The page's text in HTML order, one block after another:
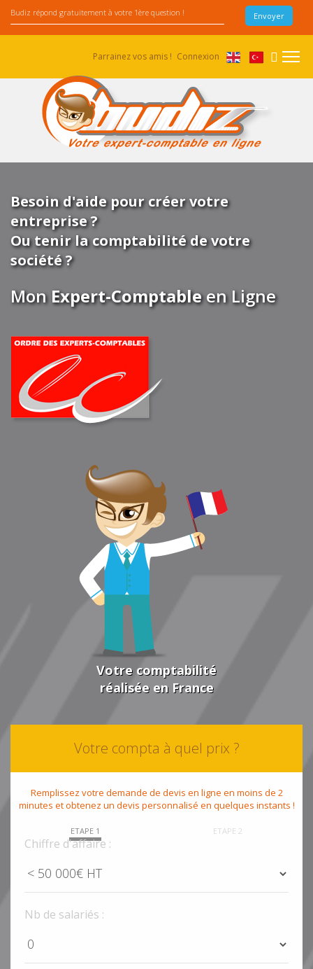
Parrainez vos amis ! Connexion
Besoin d'aide pour créer votre
entreprise ?
Ou tenir la comptabilité de votre
société ?
MonExpert-Comptableen Ligne
Votre comptabilité
réalisée en France
Votre compta à quel prix ?
Remplissez votre demande de devis en ligne en moins de 2
minutes et obtenez un devis personnalisé en quelques instants !
ETAPE 1 ETAPE 2
Chiffre d'affaire :
Nb de salariés :